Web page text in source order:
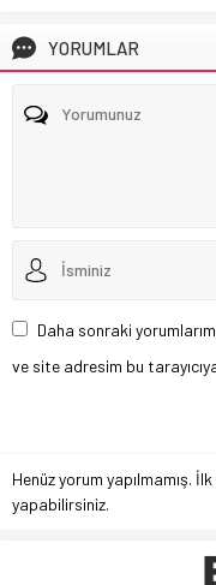
YORUMLAR
Daha sonraki
ve site adresim bu
Henüz yorum yapılmamış.
yapabilirsiniz.